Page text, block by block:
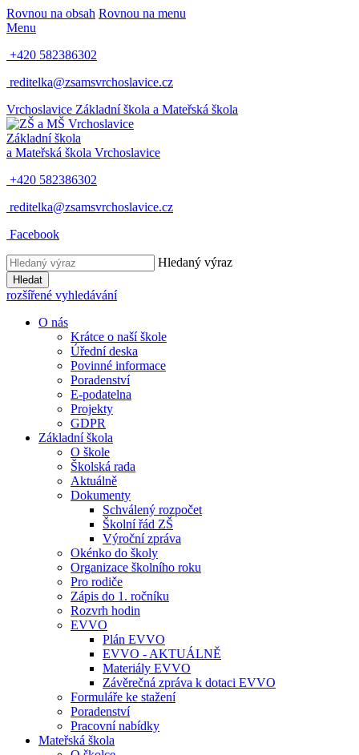
Rovnou na obsah Rovnou na menu
Menu
+420 582386302
reditelka@zsamsvrchoslavice.cz
Vrchoslavice Základní škola a Mateřská škola
Základní škola
a Mateřská škola Vrchoslavice
+420 582386302
reditelka@zsamsvrchoslavice.cz
Facebook
Hledaný výraz
Hledat
rozšířené vyhledávání
O nás
Krátce o naší škole
Úřední deska
Povinné informace
Poradenství
E-podatelna
Projekty
GDPR
Základní škola
O škole
Školská rada
Aktuálně
Dokumenty
Schválený rozpočet
Školní řád ZŠ
Výroční zpráva
Okénko do školy
Organizace školního roku
Pro rodiče
Zápis do 1. ročníku
Rozvrh hodin
EVVO
Plán EVVO
EVVO - AKTUÁLNĚ
Materiály EVVO
Závěrečná zpráva k dotaci EVVO
Formuláře ke stažení
Poradenství
Pracovní nabídky
Mateřská škola